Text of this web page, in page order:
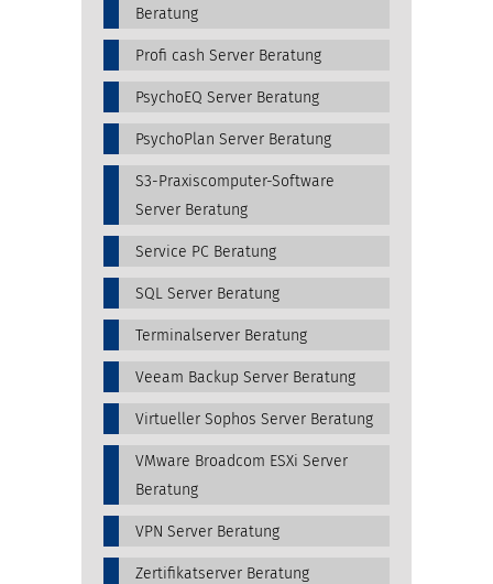
Beratung
Profi cash Server Beratung
PsychoEQ Server Beratung
PsychoPlan Server Beratung
S3-Praxiscomputer-Software
Server Beratung
Service PC Beratung
SQL Server Beratung
Terminalserver Beratung
Veeam Backup Server Beratung
Virtueller Sophos Server Beratung
VMware Broadcom ESXi Server
Beratung
VPN Server Beratung
Zertifikatserver Beratung